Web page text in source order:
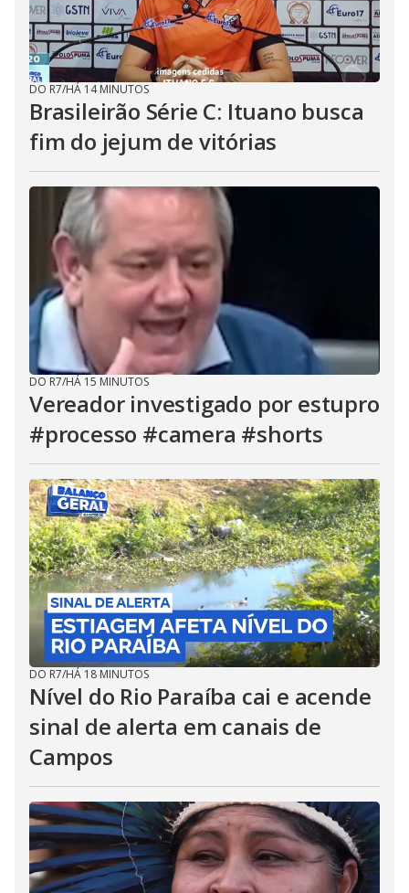
DO R7/HÁ 14 MINUTOS
Brasileirão Série C: Ituano busca
fim do jejum de vitórias
DO R7/HÁ 15 MINUTOS
Vereador investigado por estupro
#processo #camera #shorts
DO R7/HÁ 18 MINUTOS
Nível do Rio Paraíba cai e acende
sinal de alerta em canais de
Campos